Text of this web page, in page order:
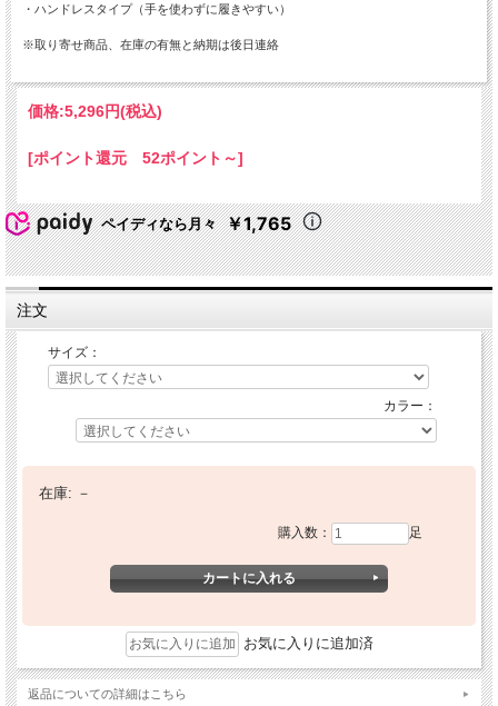
・ハンドレスタイプ（手を使わずに履きやすい）
※取り寄せ商品、在庫の有無と納期は後日連絡
価格:5,296円(税込)
[ポイント還元 52ポイント～]
ペイディなら月々 ￥1,765
注文
サイズ：
カラー：
在庫: －
購入数： 足
お気に入りに追加済
返品についての詳細はこちら